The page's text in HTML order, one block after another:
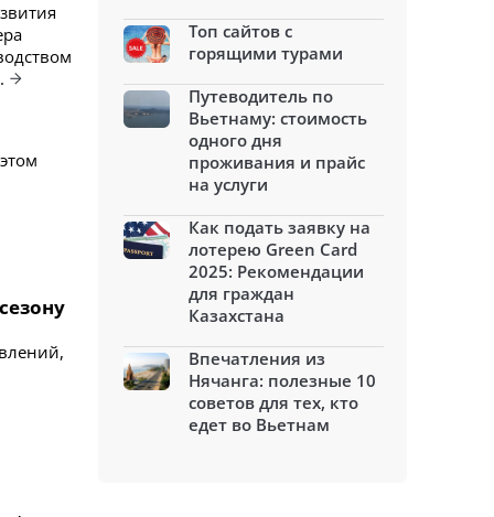
Топ сайтов с
горящими турами
Путеводитель по
Вьетнаму: стоимость
одного дня
проживания и прайс
на услуги
Как подать заявку на
лотерею Green Card
2025: Рекомендации
для граждан
Казахстана
Впечатления из
Нячанга: полезные 10
советов для тех, кто
едет во Вьетнам